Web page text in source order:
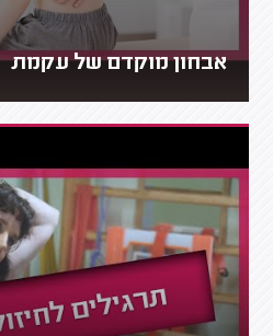
אבחון מוקדם של עקמת